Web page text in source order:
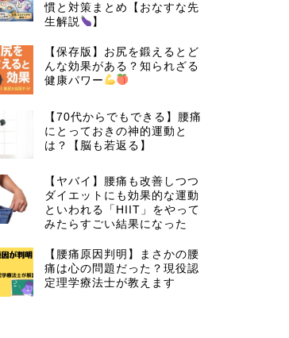
慣と対策まとめ【おなすな先
生解説
】
【保存版】お尻を鍛えるとど
んな効果がある？知られざる
健康パワー
【70代からでもできる】腰痛
にとっておきの神的運動と
は？【脳も若返る】
【ヤバイ】腰痛も改善しつつ
ダイエットにも効果的な運動
といわれる「HIIT」をやって
みたらすごい結果になった
【腰痛原因判明】まさかの腰
痛は心の問題だった？現役認
定理学療法士が教えます